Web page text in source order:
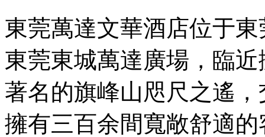
東莞萬達文華酒店位于
東莞東城萬達廣場，臨
著名的旗峰山咫尺之遙
擁有三百余間寬敞舒適